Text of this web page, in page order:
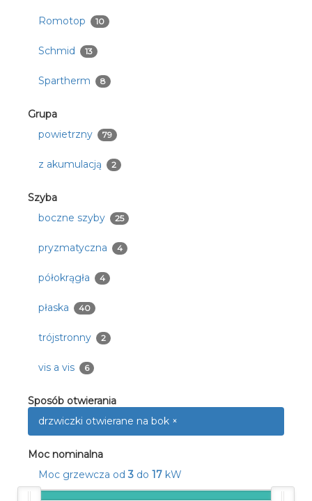
Romotop 10
Schmid 13
Spartherm 8
Grupa
powietrzny
79
z akumulacją 2
Szyba
boczne szyby
25
pryzmatyczna 4
półokrągła 4
płaska 40
trójstronny 2
vis a vis 6
Sposób otwierania
drzwiczki otwierane na bok ×
Moc nominalna
Moc grzewcza od3 do 17 kW